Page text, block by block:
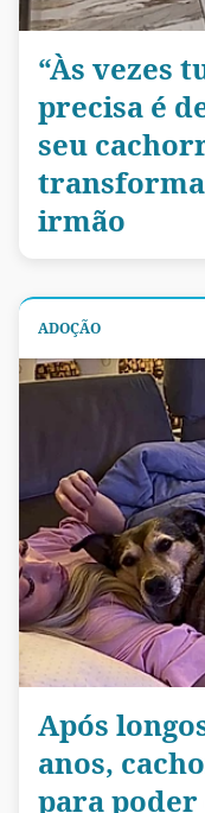
“Às vezes
precisa é
seu
irmão
ADOÇÃO
Após
anos,
para poder